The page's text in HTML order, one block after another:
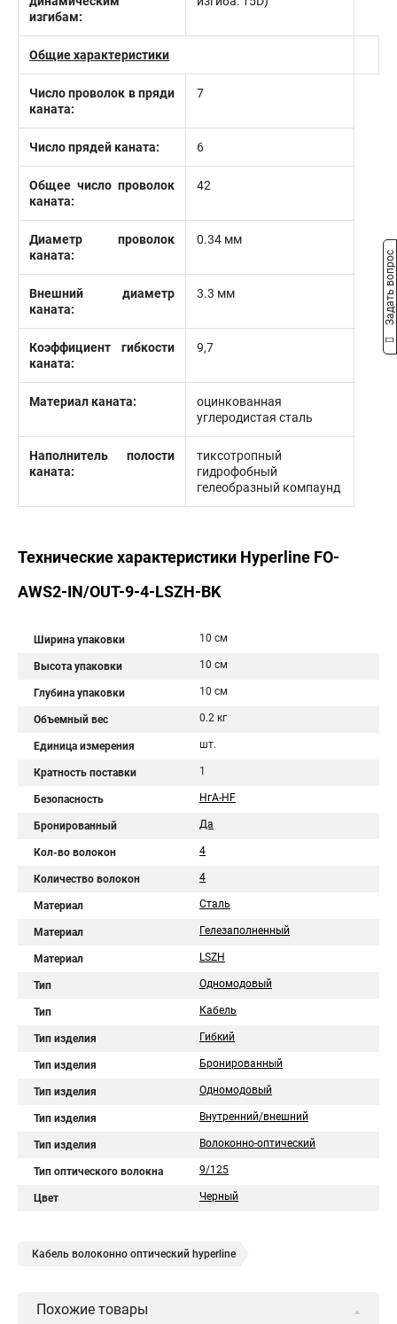
изгибам:
Общие характеристики
Число проволок в пряди
каната:
7
Число прядей каната: 6
Общее число проволок
каната:
42
Диаметр проволок
каната:
0.34 мм
Внешний диаметр
каната:
3.3 мм
Коэффициент гибкости
каната:
9,7
Материал каната:
оцинкованная
углеродистая сталь
Наполнитель полости
каната:
тиксотропный
гидрофобный
гелеобразный компаунд
Технические характеристики Hyperline FO-
AWS2-IN/OUT-9-4-LSZH-BK
Ширина упаковки 10 см
Высота упаковки 10 см
Глубина упаковки 10 см
Объемный вес 0.2 кг
Единица измерения шт.
Кратность поставки 1
Безопасность НгА-HF
Бронированный Да
Кол-во волокон 4
Количество волокон 4
Материал Сталь
Материал Гелезаполненный
Материал LSZH
Тип Одномодовый
Тип Кабель
Тип изделия Гибкий
Тип изделия Бронированный
Тип изделия Одномодовый
Тип изделия Внутренний/внешний
Тип изделия Волоконно-оптический
Тип оптического волокна 9/125
Цвет Черный
Кабель волоконно оптический hyperline
Похожие товары
Задать вопрос